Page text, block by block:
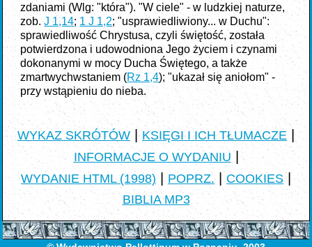
zdaniami (Wlg: "która"). "W ciele" - w ludzkiej naturze,
zob.J 1,14; 1 J 1,2; "usprawiedliwiony... w Duchu":
sprawiedliwość Chrystusa, czyli świętość, została
potwierdzona i udowodniona Jego życiem i czynami
dokonanymi w mocy Ducha Świętego, a także
zmartwychwstaniem (Rz 1,4); "ukazał się aniołom" -
przy wstąpieniu do nieba.
WYKAZ SKRÓTÓW |KSIĘGI I ICH TŁUMACZE
INFORMACJE O WYDANIU
WYDANIE HTML (1998) POPRZ. COOKIES
BIBLIA MP3